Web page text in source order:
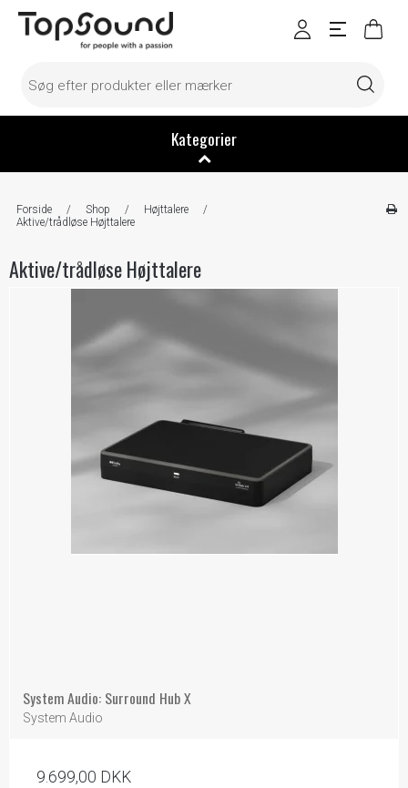
Kategorier
Forside / Shop / Højttalere
/
Aktive/trådløse Højttalere
Aktive/trådløse Højttalere
System Audio: Surround Hub X
System Audio
9.699,00 DKK